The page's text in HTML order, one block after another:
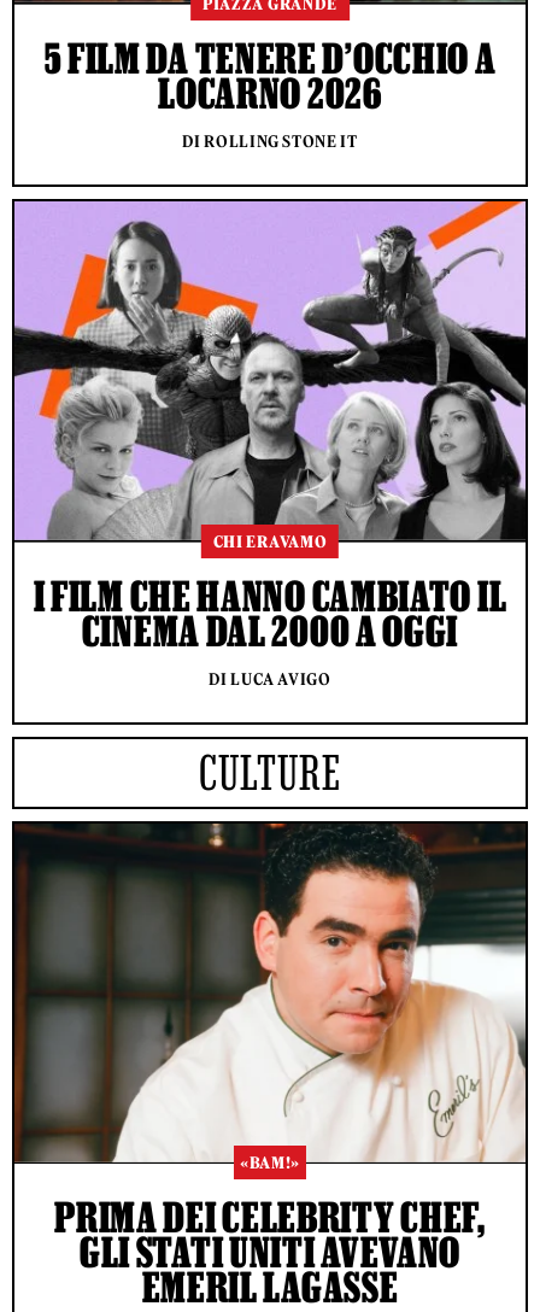
PIAZZA GRANDE
5 FILM DA TENERE D’OCCHIO A
LOCARNO 2026
DI ROLLING STONE IT
CHI ERAVAMO
I FILM CHE HANNO CAMBIATO IL
CINEMA DAL 2000 A OGGI
DI LUCA AVIGO
CULTURE
«BAM!»
PRIMA DEI CELEBRITY CHEF,
GLI STATI UNITI AVEVANO
EMERIL LAGASSE